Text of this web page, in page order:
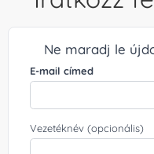
Ne maradj le
E-mail címed
Vezetéknév (opcionális)